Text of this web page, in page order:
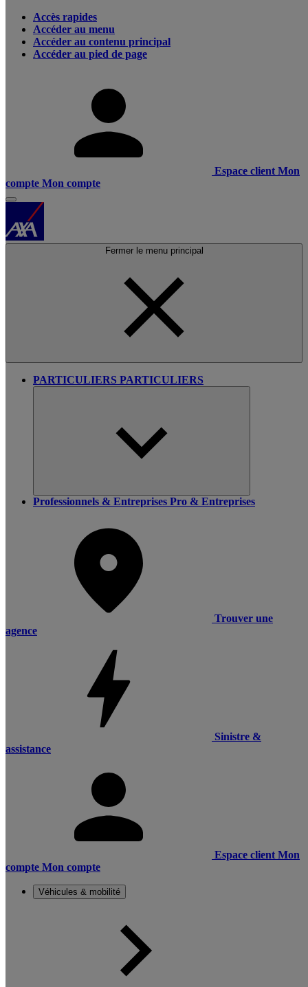
Accès rapides
Accéder au menu
Accéder au contenu principal
Accéder au pied de page
Espace client Mon
compte Mon compte
Fermer le menu principal
PARTICULIERS PARTICULIERS
Professionnels & Entreprises Pro & Entreprises
Trouver une
agence
Sinistre &
assistance
Espace client Mon
compte Mon compte
Véhicules & mobilité